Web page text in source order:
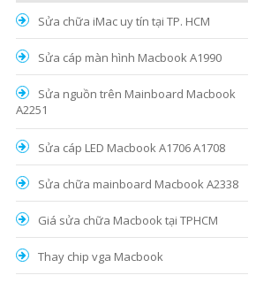
Sửa chữa iMac uy tín tại TP. HCM
Sửa cáp màn hình Macbook A1990
Sửa nguồn trên Mainboard Macbook
A2251
Sửa cáp LED Macbook A1706 A1708
Sửa chữa mainboard Macbook A2338
Giá sửa chữa Macbook tại TPHCM
Thay chip vga Macbook